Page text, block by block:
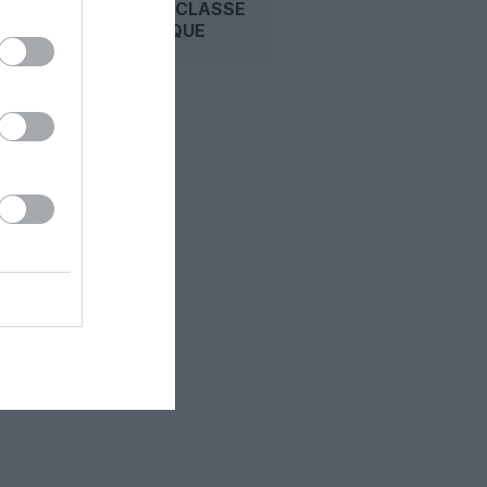
PREMIÈRE CLASSE
DOMESTIQUE